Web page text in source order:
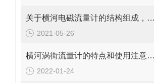
关于横河电磁流量计的结构组成，你了解吗？
2021-05-26
横河涡街流量计的特点和使用注意事项
2022-01-24